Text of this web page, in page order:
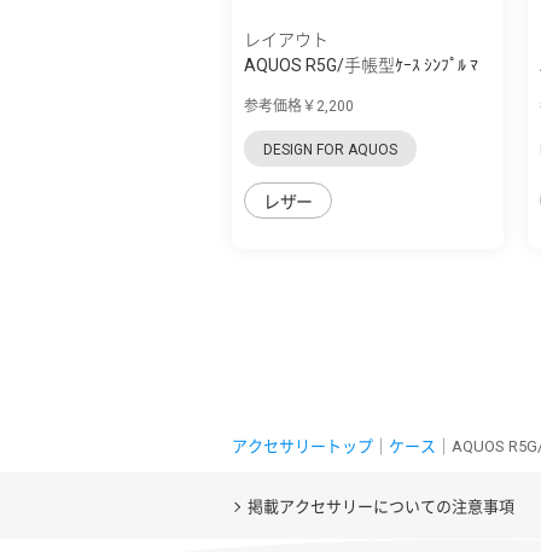
レイアウト
AQUOS R5G/手帳型ｹｰｽ ｼﾝﾌﾟﾙ ﾏ
参考価格￥2,200
DESIGN FOR AQUOS
レザー
アクセサリートップ ケース ｜AQUOS
掲載アクセサリーについての注意事項